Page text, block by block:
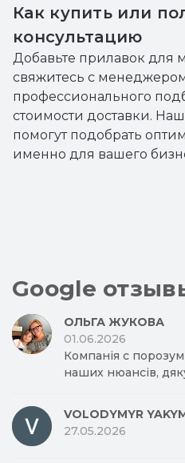
Как купить или
консультацию
Добавьте прилавок для
свяжитесь с
профессионального
стоимости доставки.
помогут подобрать
именно для вашего
Google
ОЛЬГА ЖУКОВА
01.06.2026
Компанія с
наших нюансів,
VOLODYMYR
27.05.2026